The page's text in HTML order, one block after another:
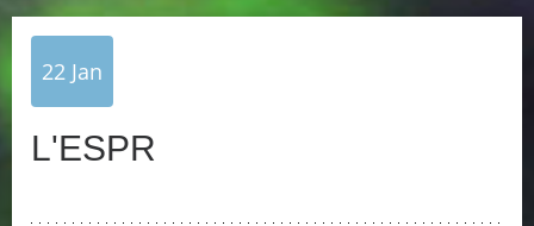
22 Jan
L'ESPR